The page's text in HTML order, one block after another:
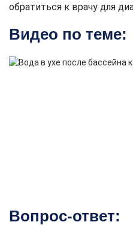
обратиться к врачу для
Видео по теме:
Вопрос-ответ: